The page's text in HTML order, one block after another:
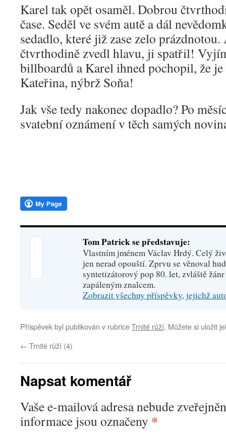
Karel tak opět osaměl. Dobrou
čase. Seděl ve svém autě a dál
sedadlo, které již zase zelo
čtvrthodině zvedl hlavu, ji spatřil!
billboardů a Karel ihned pochopil, že
Kateřina, nýbrž Soňa!
Jak vše tedy nakonec dopadlo? Po
svatební oznámení v těch samých
Tom Patrick se představuje:
Vlastním jménem Václav Hrdý. Celý
jen nerad opouští. Zprvu se věnoval
syntetizátorový pop 80. let, zvláště
zapáleným znalcem.
Zobrazit všechny příspěvky, jejichž
Příspěvek byl publikován v rubriceTrnité růží. Můžete si uložit
← Trnité růží (4)
Napsat komentář
Vaše e-mailová adresa nebude
informace jsou označeny *